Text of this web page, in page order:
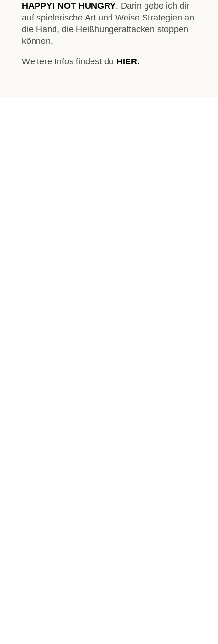
HAPPY! NOT HUNGRY. Darin gebe ich dir
auf spielerische Art und Weise Strategien an
die Hand, die Heißhungerattacken stoppen
können.
Weitere Infos findest du HIER.